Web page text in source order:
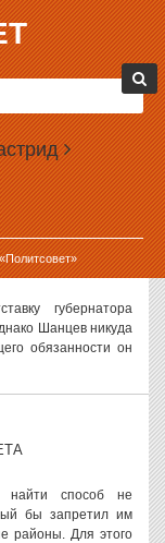
Екатеринбургской
начали серию
Екатеринбурга. И
губернатора
Шанцев никуда
обязанности он
найти способ не
бы запретил им
районы. Для этого